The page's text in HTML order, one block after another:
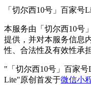
「切尔西10号」百家号
本服务由「切尔西10号
提供，并对本服务信息
性、合法性及有效性承
"「切尔西10号」百家
Lite"原创首发于微信小